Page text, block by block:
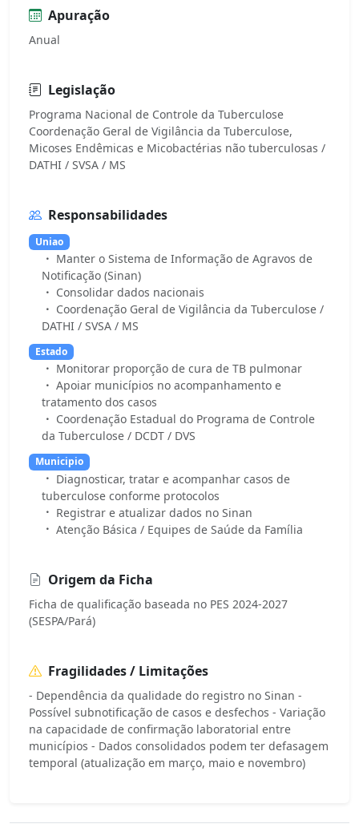
Apuração
Anual
Legislação
Programa Nacional de Controle da Tuberculose
Coordenação Geral de Vigilância da Tuberculose,
Micoses Endêmicas e Micobactérias não tuberculosas /
Responsabilidades
Uniao
Manter o Sistema de Informação de Agravos de
Notificação (Sinan)
Consolidar dados nacionais
Coordenação Geral de Vigilância da Tuberculose /
DATHI / SVSA / MS
Estado
Monitorar proporção de cura de TB pulmonar
Apoiar municípios no acompanhamento e
tratamento dos casos
Coordenação Estadual do Programa de Controle
da Tuberculose / DCDT / DVS
Municipio
Diagnosticar, tratar e acompanhar casos de
tuberculose conforme protocolos
Registrar e atualizar dados no Sinan
Atenção Básica / Equipes de Saúde da Família
Origem da Ficha
Ficha de qualificação baseada no PES 2024-2027
(SESPA/Pará)
Fragilidades / Limitações
- Dependência da qualidade do registro no Sinan -
Possível subnotificação de casos e desfechos - Variação
na capacidade de confirmação laboratorial entre
municípios - Dados consolidados podem ter defasagem
temporal (atualização em março, maio e novembro)